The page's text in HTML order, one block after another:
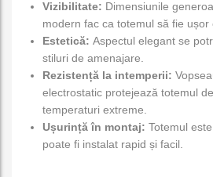
Vizibilitate: Dimensiunile
modern fac ca totemul să fie ușor
Estetică: Aspectul elegant se
stiluri de amenajare.
Rezistență la intemperii:
electrostatic protejează totemul
temperaturi extreme.
Ușurință în montaj: Totemul
poate fi instalat rapid și facil.